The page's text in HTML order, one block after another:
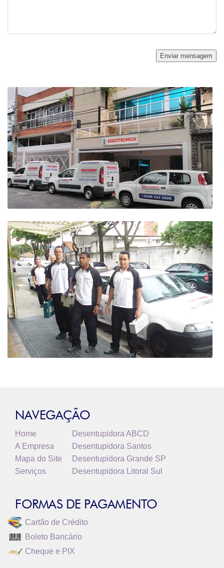
NAVEGAÇÃO
Home
A Empresa
Mapa do Site
Serviços
Desentupidora ABCD
Desentupidora Santos
Desentupidora Grande SP
Desentupidora Litoral Sul
FORMAS DE PAGAMENTO
Cartão de Crédito
Boleto Bancário
Cheque e PIX